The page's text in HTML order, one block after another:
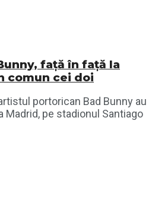
față în față la
comun cei doi
portorican Bad Bunny au
Madrid, pe stadionul Santiago